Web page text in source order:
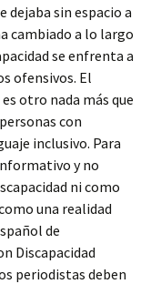
dejaba sin espacio a
cambiado a lo largo
se enfrenta a
ofensivos. El
otro nada más que
con
inclusivo. Para
y no
ni como
una realidad
de
Discapacidad
periodistas deben